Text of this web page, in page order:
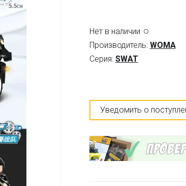
Нет в наличии
Производитель: WOMA
Серия: SWAT
Уведомить о